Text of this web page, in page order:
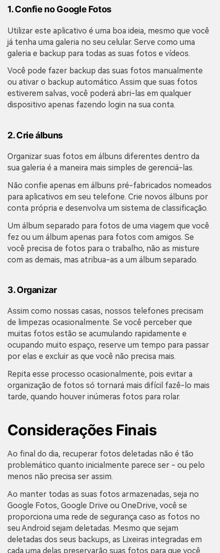
1. Confie no Google Fotos
Utilizar este aplicativo é uma boa ideia, mesmo que você
já tenha uma galeria no seu celular. Serve como uma
galeria e backup para todas as suas fotos e vídeos.
Você pode fazer backup das suas fotos manualmente
ou ativar o backup automático. Assim que suas fotos
estiverem salvas, você poderá abri-las em qualquer
dispositivo apenas fazendo login na sua conta.
2. Crie álbuns
Organizar suas fotos em álbuns diferentes dentro da
sua galeria é a maneira mais simples de gerenciá-las.
Não confie apenas em álbuns pré-fabricados nomeados
para aplicativos em seu telefone. Crie novos álbuns por
conta própria e desenvolva um sistema de classificação.
Um álbum separado para fotos de uma viagem que você
fez ou um álbum apenas para fotos com amigos. Se
você precisa de fotos para o trabalho, não as misture
com as demais, mas atribua-as a um álbum separado.
3. Organizar
Assim como nossas casas, nossos telefones precisam
de limpezas ocasionalmente. Se você perceber que
muitas fotos estão se acumulando rapidamente e
ocupando muito espaço, reserve um tempo para passar
por elas e excluir as que você não precisa mais.
Repita esse processo ocasionalmente, pois evitar a
organização de fotos só tornará mais difícil fazê-lo mais
tarde, quando houver inúmeras fotos para rolar.
Considerações Finais
Ao final do dia, recuperar fotos deletadas não é tão
problemático quanto inicialmente parece ser - ou pelo
menos não precisa ser assim.
Ao manter todas as suas fotos armazenadas, seja no
Google Fotos, Google Drive ou OneDrive, você se
proporciona uma rede de segurança caso as fotos no
seu Android sejam deletadas. Mesmo que sejam
deletadas dos seus backups, as Lixeiras integradas em
cada uma delas preservarão suas fotos para que você